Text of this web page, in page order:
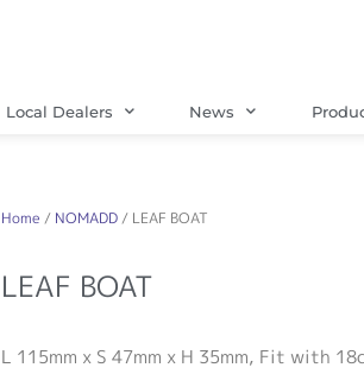
Local Dealers News
Home / NOMADD / LEAF BOAT
LEAF BOAT
L 115mm x S 47mm x H 35mm, Fit with